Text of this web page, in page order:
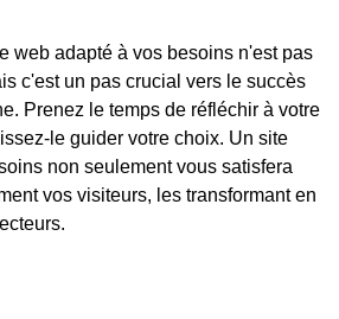
web adapté à vos besoins n'est pas
c'est un pas crucial vers le succès
Prenez le temps de réfléchir à votre
le guider votre choix. Un site
non seulement vous satisfera
vos visiteurs, les transformant en